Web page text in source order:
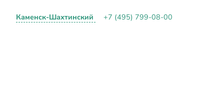
Каменск-Шахтинский +7 (495) 799-08-00